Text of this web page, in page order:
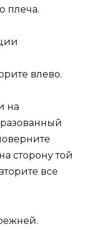
плеча.
влево.
на
сторону той
все